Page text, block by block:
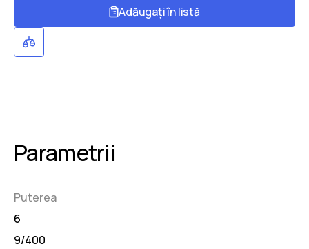
Adăugați în listă
Parametrii
Puterea
6
9/400